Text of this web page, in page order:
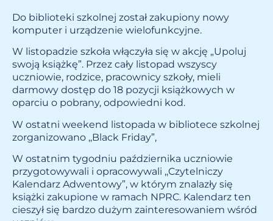
Do biblioteki szkolnej został zakupiony nowy
komputer i urządzenie wielofunkcyjne.
W listopadzie szkoła włączyła się w akcję „Upoluj
swoją książkę”. Przez cały listopad wszyscy
uczniowie, rodzice, pracownicy szkoły, mieli
darmowy dostęp do 18 pozycji książkowych w
oparciu o pobrany, odpowiedni kod.
W ostatni weekend listopada w bibliotece szkolnej
zorganizowano ,,Black Friday”,
W ostatnim tygodniu października uczniowie
przygotowywali i opracowywali ,,Czytelniczy
Kalendarz Adwentowy”, w którym znalazły się
książki zakupione w ramach NPRC. Kalendarz ten
cieszył się bardzo dużym zainteresowaniem wśród